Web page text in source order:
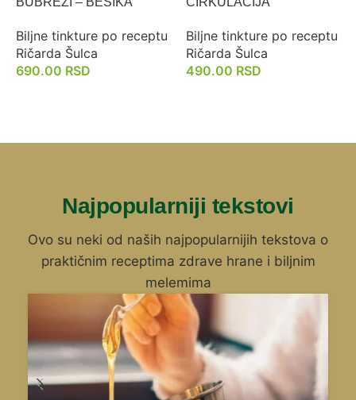
Biljne tinkture po receptu
Ričarda Šulca
690.00 RSD
Biljne tinkture po receptu
Ričarda Šulca
490.00 RSD
Najpopularniji tekstovi
Ovo su neki od naših najpopularnijih tekstova o
praktičnim receptima zdrave hrane i biljnim
melemima